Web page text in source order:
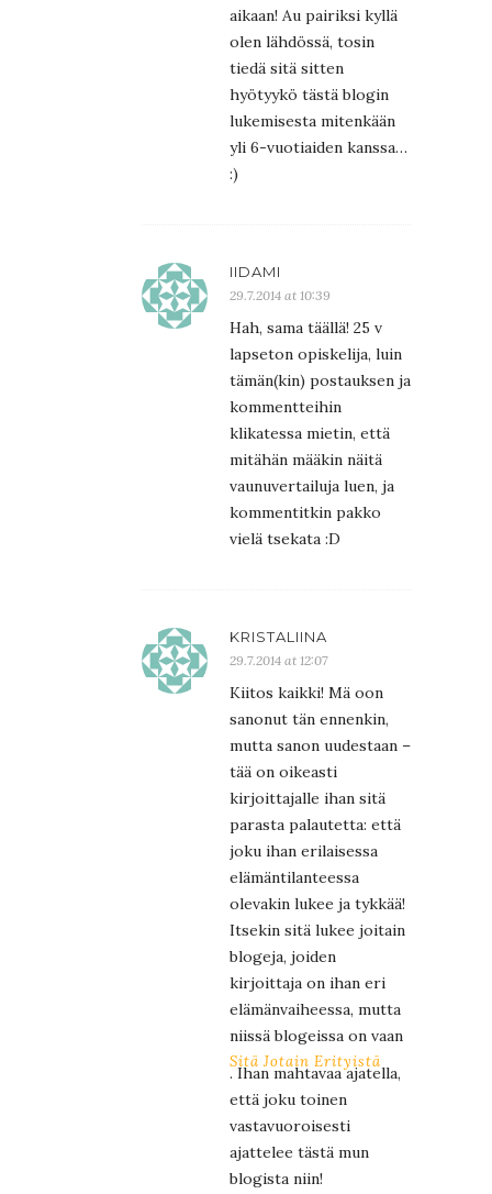
aikaan! Au pairiksi kyllä
olen lähdössä, tosin
tiedä sitä sitten
hyötyykö tästä blogin
lukemisesta mitenkään
yli 6-vuotiaiden kanssa…
:)
IIDAMI
29.7.2014 at 10:39
Hah, sama täällä! 25 v
lapseton opiskelija, luin
tämän(kin) postauksen ja
kommentteihin
klikatessa mietin, että
mitähän määkin näitä
vaunuvertailuja luen, ja
kommentitkin pakko
vielä tsekata :D
KRISTALIINA
29.7.2014 at 12:07
Kiitos kaikki! Mä oon
sanonut tän ennenkin,
mutta sanon uudestaan –
tää on oikeasti
kirjoittajalle ihan sitä
parasta palautetta: että
joku ihan erilaisessa
elämäntilanteessa
olevakin lukee ja tykkää!
Itsekin sitä lukee joitain
blogeja, joiden
kirjoittaja on ihan eri
elämänvaiheessa, mutta
niissä blogeissa on vaan
Sitä Jotain Erityistä
. Ihan mahtavaa ajatella,
että joku toinen
vastavuoroisesti
ajattelee tästä mun
blogista niin!